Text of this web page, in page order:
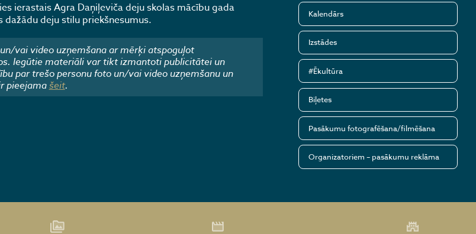
ierastais Agra Daņiļeviča deju skolas mācību gada
dažādu deju stilu priekšnesumus.
vai video uzņemšana ar mērķi atspoguļot
Iegūtie materiāli var tikt izmantoti publicitātei un
par trešo personu foto un/vai video uzņemšanu un
pieejamašeit.
Kalendārs
Izstādes
#Ēkultūra
Biļetes
Pasākumu fotografēšana/filmēšana
Organizatoriem – pasākumu reklāma